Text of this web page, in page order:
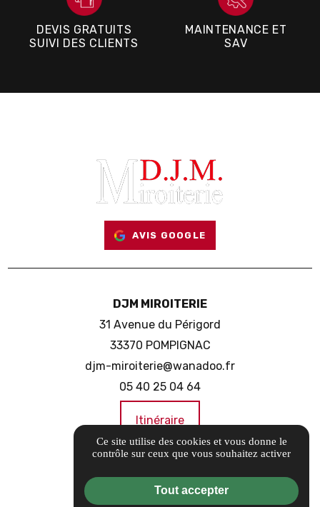
DEVIS GRATUITS
SUIVI DES CLIENTS
MAINTENANCE ET
SAV
AVIS GOOGLE
DJM MIROITERIE
31 Avenue du Périgord
33370 POMPIGNAC
djm-miroiterie@wanadoo.fr
05 40 25 04 64
Itinéraire
Guide local
Informations complémentaires
Mentions légales
Ce site utilise des cookies et vous donne le
contrôle sur ceux que vous souhaitez activer
Tout accepter